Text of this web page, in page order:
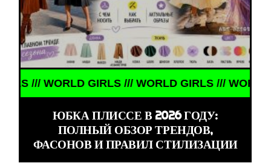
WORLD GIRLS /// WORLD GIRLS /// WORLD
ЮБКА ПЛИССЕ В 2026 ГОДУ:
ПОЛНЫЙ ОБЗОР ТРЕНДОВ,
ФАСОНОВ И ПРАВИЛ СТИЛИЗАЦИИ